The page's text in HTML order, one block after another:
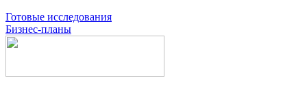
Готовые исследования
Бизнес-планы